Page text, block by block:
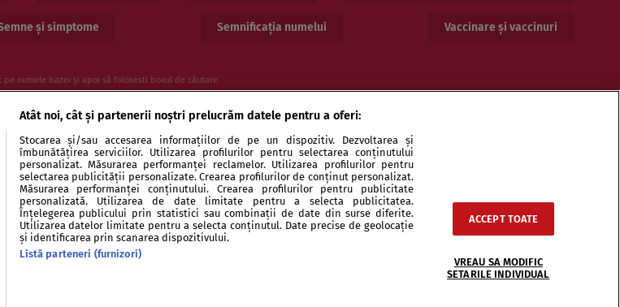
și simptome Semnificația numelui Vaccinare și vaccinuri
numele bazei și apoi să folosesti boxul de căutare
de cookies Publicitate Autori și specialiști Echipa Contact Sitemap
Atât noi, cât și partenerii noștri prelucrăm datele pentru a oferi:
Stocarea și/sau accesarea informațiilor de pe un dispozitiv. Dezvoltarea și
îmbunătățirea serviciilor. Utilizarea profilurilor pentru selectarea conținutului
personalizat. Măsurarea performanței reclamelor. Utilizarea profilurilor pentru
selectarea publicității personalizate. Crearea profilurilor de conținut personalizat.
Măsurarea performanței conținutului. Crearea profilurilor pentru publicitate
personalizată. Utilizarea de date limitate pentru a selecta publicitatea.
Înțelegerea publicului prin statistici sau combinații de date din surse diferite.
Utilizarea datelor limitate pentru a selecta conținutul. Date precise de geolocație
și identificarea prin scanarea dispozitivului.
Listă parteneri (furnizori)
ACCEPT TOATE
VREAU SA MODIFIC
SETARILE INDIVIDUAL